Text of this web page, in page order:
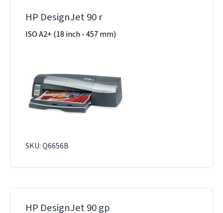
HP DesignJet 90 r
ISO A2+ (18 inch - 457 mm)
SKU: Q6656B
HP DesignJet 90 gp